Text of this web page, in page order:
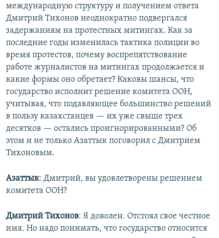
международную структуру и получением ответа
Дмитрий Тихонов неоднократно подвергался
задержаниям на протестных митингах. Как за
последние годы изменилась тактика полиции во
время протестов, почему воспрепятствование
работе журналистов на митингах продолжается и
какие формы оно обретает? Каковы шансы, что
государство исполнит решение комитета ООН,
учитывая, что подавляющее большинство решений
в пользу казахстанцев — их уже свыше трех
десятков — остались проигнорированными? Об
этом и не только Азаттык поговорил с Дмитрием
Тихоновым.
Азаттык: Дмитрий, вы удовлетворены решением
комитета ООН?
Дмитрий Тихонов: Я доволен. Отстоял свое честное
имя. Но надо понимать, что государство относится